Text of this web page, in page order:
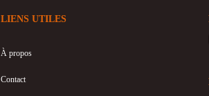
LIENS UTILES
À propos
Contact